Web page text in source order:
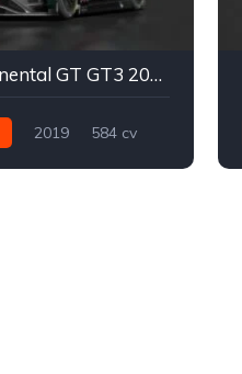
Bentley Continental GT GT3 2018
2019
584 cv